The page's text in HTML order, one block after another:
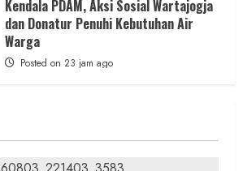
Kendala PDAM, Aksi Sosial Wartajogja
dan Donatur Penuhi Kebutuhan Air
Warga
Posted on 23 jam ago